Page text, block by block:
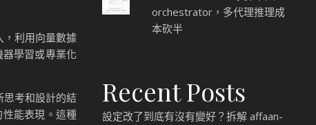
，利用向量數據
學習或專業化
思考和設計的結
能表現。這種
orchestrator，多代理推理成
本砍半
Recent Posts
設定改了到底有沒有變好？拆解 affaan-